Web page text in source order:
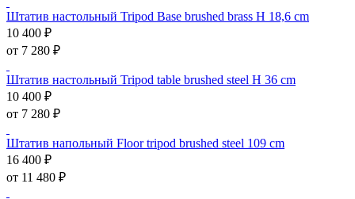
Штатив настольный Tripod Base brushed brass H 18,6 cm
10 400 ₽
от 7 280 ₽
Штатив настольный Tripod table brushed steel H 36 cm
10 400 ₽
от 7 280 ₽
Штатив напольный Floor tripod brushed steel 109 cm
16 400 ₽
от 11 480 ₽